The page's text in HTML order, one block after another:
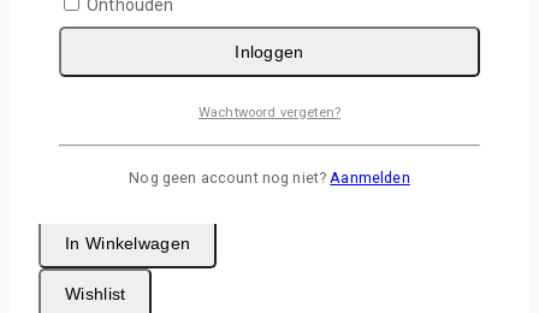
leven aan uw applicaties zullen toevoegen, waardoor het
zich zal onderscheiden van de rest.
geleverd worden op 30cm breedte)
27 op voorraad
In Winkelwagen
Wishlist
Onthouden
Inloggen
Wachtwoord vergeten?
Nog geen account nog niet?Aanmelden